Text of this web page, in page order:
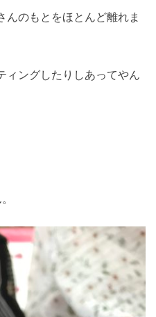
のもとをほとんど離れま
ィングしたりしあってやん